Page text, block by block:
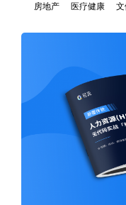
无
码
解
决
房地产
医疗健康